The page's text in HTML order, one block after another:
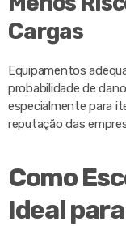
Cargas
Equipamentos
probabilidade de
especialmente para
reputação das
Como
Ideal